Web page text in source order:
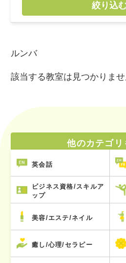
絞り込
ルンバ
該当する教室は見つかりませ
他のカテゴリ
英会話
ビジネス資格/スキルア
ップ
美容/エステ/ネイル
癒し/心理/セラピー